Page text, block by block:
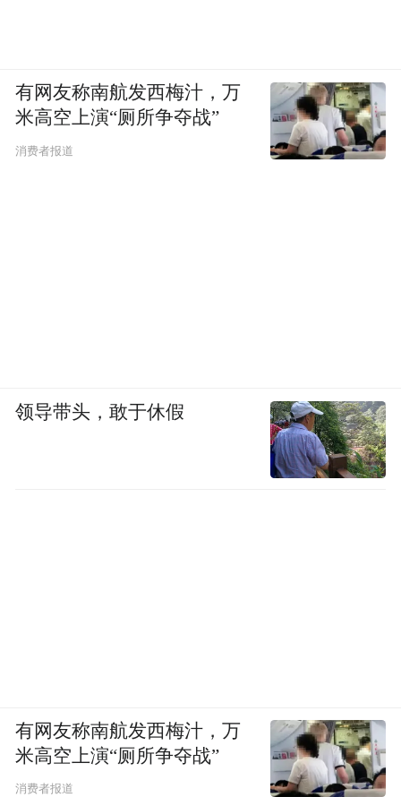
有网友称南航发西梅汁，万
米高空上演“厕所争夺战”
消费者报道
领导带头，敢于休假
有网友称南航发西梅汁，万
米高空上演“厕所争夺战”
消费者报道